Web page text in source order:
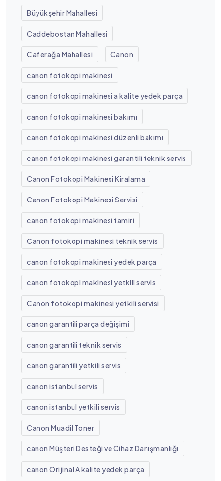
Büyükşehir Mahallesi
Caddebostan Mahallesi
Caferağa Mahallesi Canon
canon fotokopi makinesi
canon fotokopi makinesi a kalite yedek parça
canon fotokopi makinesi bakımı
canon fotokopi makinesi düzenli bakımı
canon fotokopi makinesi garantili teknik servis
Canon Fotokopi Makinesi Kiralama
Canon Fotokopi Makinesi Servisi
canon fotokopi makinesi tamiri
Canon fotokopi makinesi teknik servis
canon fotokopi makinesi yedek parça
canon fotokopi makinesi yetkili servis
Canon fotokopi makinesi yetkili servisi
canon garantili parça değişimi
canon garantili teknik servis
canon garantili yetkili servis
canon istanbul servis
canon istanbul yetkili servis
Canon Muadil Toner
canon Müşteri Desteği ve Cihaz Danışmanlığı
canon Orijinal A kalite yedek parça